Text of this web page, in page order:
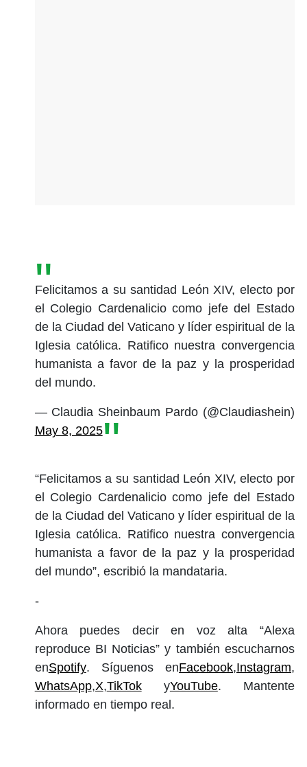
Felicitamos a su santidad León XIV, electo por
el Colegio Cardenalicio como jefe del Estado
de la Ciudad del Vaticano y líder espiritual de la
Iglesia católica. Ratifico nuestra convergencia
humanista a favor de la paz y la prosperidad
del mundo.
— Claudia Sheinbaum Pardo (@Claudiashein)
May 8, 2025
“Felicitamos a su santidad León XIV, electo por
el Colegio Cardenalicio como jefe del Estado
de la Ciudad del Vaticano y líder espiritual de la
Iglesia católica. Ratifico nuestra convergencia
humanista a favor de la paz y la prosperidad
del mundo”, escribió la mandataria.
-
Ahora puedes decir en voz alta “Alexa
reproduce BI Noticias” y también escucharnos
enSpotify. Síguenos enFacebook,Instagram,
WhatsApp,X,TikTokyYouTube. Mantente
informado en tiempo real.